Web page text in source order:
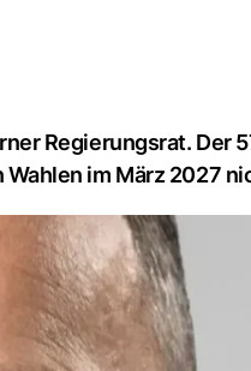
Regierungsrat. Der
im März 2027